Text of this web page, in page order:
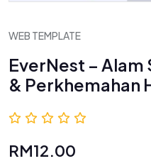
WEB TEMPLATE
EverNest – Alam
& Perkhemahan
RM12.00